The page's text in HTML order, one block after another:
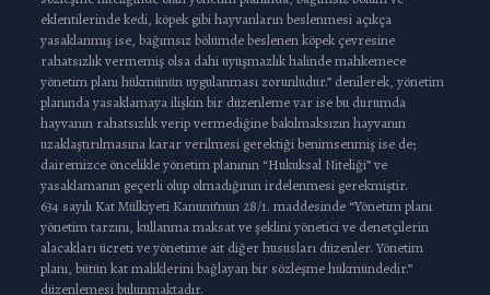
eklentilerinde kedi, köpek gibi hayvanların beslenmesi açıkça
yasaklanmış ise, bağımsız bölümde beslenen köpek çevresine
rahatsızlık vermemiş olsa dahi uyuşmazlık halinde mahkemece
yönetim planı hükmünün uygulanması zorunludur.” denilerek, yönetim
planında yasaklamaya ilişkin bir düzenleme var ise bu durumda
hayvanın rahatsızlık verip vermediğine bakılmaksızın hayvanın
uzaklaştırılmasına karar verilmesi gerektiği benimsenmiş ise de;
dairemizce öncelikle yönetim planının “Hukuksal Niteliği” ve
yasaklamanın geçerli olup olmadığının irdelenmesi gerekmiştir.
634 sayılı Kat Mülkiyeti Kanunu’nun 28/1. maddesinde “Yönetim planı
yönetim tarzını, kullanma maksat ve şeklini yönetici ve denetçilerin
alacakları ücreti ve yönetime ait diğer hususları düzenler. Yönetim
planı, bütün kat maliklerini bağlayan bir sözleşme hükmündedir.”
düzenlemesi bulunmaktadır.